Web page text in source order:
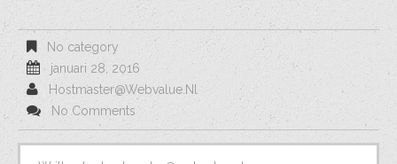
No category
januari 28, 2016
Hostmaster@webvalue.nl
No Comments